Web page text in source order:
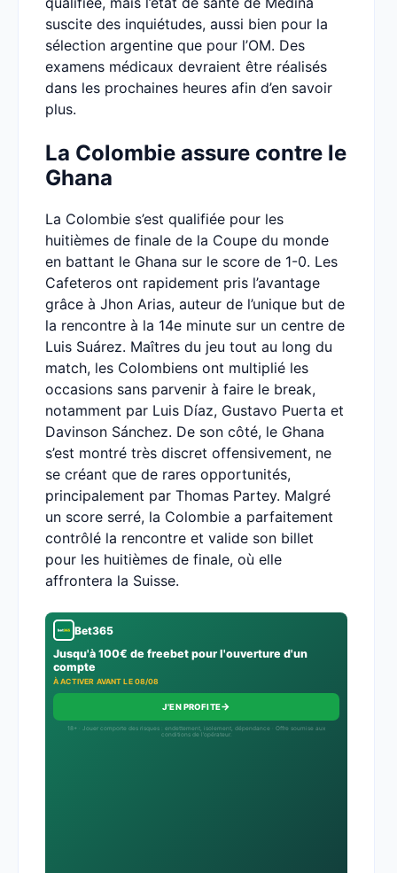
suscite des inquiétudes, aussi bien pour la
sélection argentine que pour l’OM. Des
examens médicaux devraient être réalisés
dans les prochaines heures afin d’en savoir
plus.
La Colombie assure contre le
Ghana
La Colombie s’est qualifiée pour les
huitièmes de finale de la Coupe du monde
en battant le Ghana sur le score de 1-0. Les
Cafeteros ont rapidement pris l’avantage
grâce à Jhon Arias, auteur de l’unique but de
la rencontre à la 14e minute sur un centre de
Luis Suárez. Maîtres du jeu tout au long du
match, les Colombiens ont multiplié les
occasions sans parvenir à faire le break,
notamment par Luis Díaz, Gustavo Puerta et
Davinson Sánchez. De son côté, le Ghana
s’est montré très discret offensivement, ne
se créant que de rares opportunités,
principalement par Thomas Partey. Malgré
un score serré, la Colombie a parfaitement
contrôlé la rencontre et valide son billet
pour les huitièmes de finale, où elle
affrontera la Suisse.
Bet365
Jusqu'à 100€ de freebet pour l'ouverture d'un
compte
À ACTIVER AVANT LE 08/08
J'EN PROFITE→
18+ · Jouer comporte des risques : endettement, isolement, dépendance · Offre soumise aux
conditions de l’opérateur.